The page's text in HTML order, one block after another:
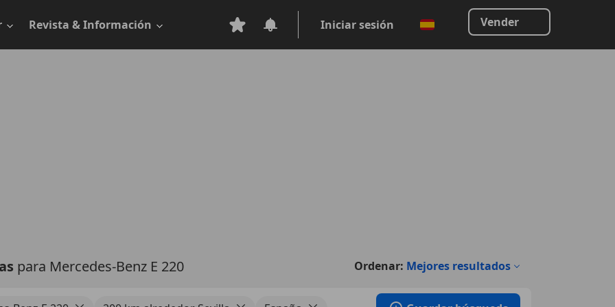
Revista & Información Iniciar sesión Vender
para Mercedes-Benz E 220 Ordenar: Mejores resultados